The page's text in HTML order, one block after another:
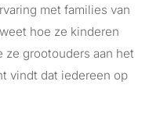
met families van
hoe ze kinderen
ze grootouders aan het
vindt dat iedereen op